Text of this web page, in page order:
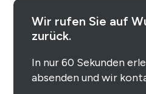
Wir rufen Sie auf
zurück.
In nur 60 Sekunden
absenden und wir